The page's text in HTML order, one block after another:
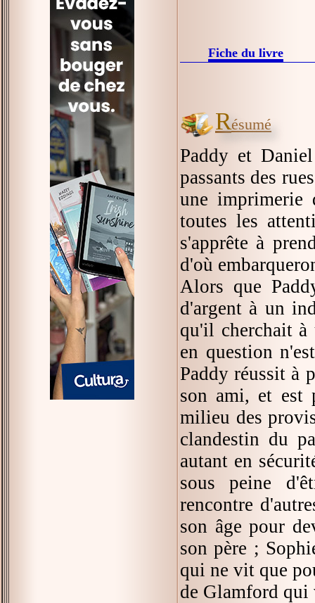
Fiche du livre
Résumé
Paddy et
passants des
une imprimerie
toutes les
s'apprête à
d'où
Alors que
d'argent à un
qu'il cherchait à
en question
Paddy réussit à
son ami, et est
milieu des
clandestin du
autant en
sous peine
rencontre
son âge pour
son père ;
qui ne vit que
de Glamford qui